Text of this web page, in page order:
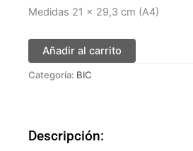
Medidas 21 x 29,3 cm (A4)
Añadir al carrito
Categoría: BIC
Descripción: